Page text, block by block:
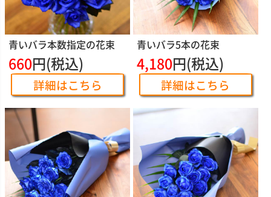
青いバラ本数指定の花束
660円(税込)
詳細はこちら
青いバラ5本の花束
4,180円(税込)
詳細はこちら